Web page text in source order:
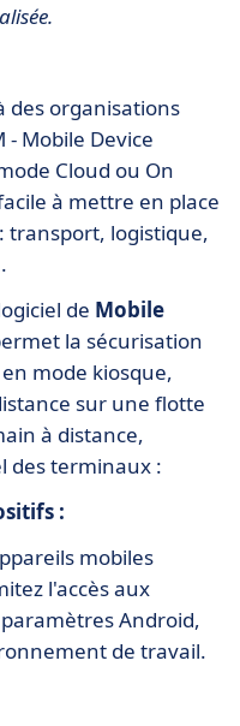
des organisations
Mobile Device
Cloud ou On
à mettre en place
transport, logistique,
de Mobile
la sécurisation
mode kiosque,
sur une flotte
à distance,
des terminaux :
:
mobiles
l'accès aux
Android,
de travail.